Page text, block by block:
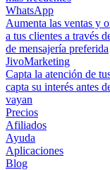
WhatsApp
Aumenta las ventas y
a tus clientes a través
de mensajería preferida
JivoMarketing
Capta la atención de
capta su interés antes
vayan
Precios
Afiliados
Ayuda
Aplicaciones
Blog